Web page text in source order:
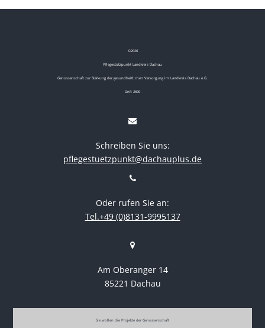
©2026
Pflegestützpunkt Landkreis Dachau
Genossenschaft zur Stärkung der gesundheitlichen Versorgung im Landkreis Dachau e.G.
GnR 2690
Schreiben Sie uns:
pflegestuetzpunkt@dachauplus.de
Oder rufen Sie an:
Tel.+49 (0)8131-9995137
Am Oberanger 14
85221 Dachau
Sie wollen die Projekte der Genossenschaft